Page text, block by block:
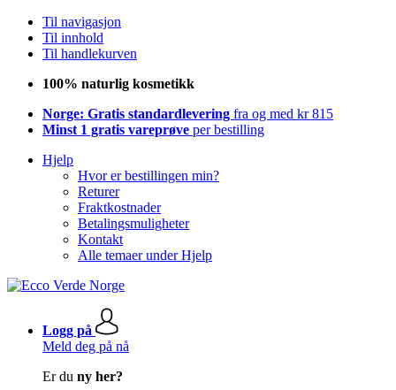
Til navigasjon
Til innhold
Til handlekurven
100% naturlig kosmetikk
Norge: Gratis standardlevering fra og med kr 815
Minst 1 gratis vareprøve per bestilling
Hjelp
Hvor er bestillingen min?
Returer
Fraktkostnader
Betalingsmuligheter
Kontakt
Alle temaer under Hjelp
Logg på
Meld deg på nå
Er du ny her?